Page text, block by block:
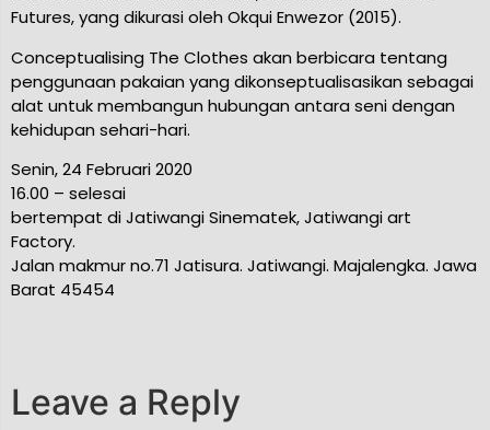
Futures, yang dikurasi oleh Okqui Enwezor (2015).
Conceptualising The Clothes akan berbicara tentang
penggunaan pakaian yang dikonseptualisasikan sebagai
alat untuk membangun hubungan antara seni dengan
kehidupan sehari-hari.
Senin, 24 Februari 2020
16.00 – selesai
bertempat di Jatiwangi Sinematek, Jatiwangi art
Factory.
Jalan makmur no.71 Jatisura. Jatiwangi. Majalengka. Jawa
Barat 45454
Leave a Reply